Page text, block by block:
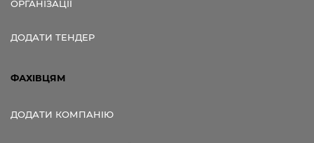
ОРГАНІЗАЦІЇ
ДОДАТИ ТЕНДЕР
ФАХІВЦЯМ
ДОДАТИ КОМПАНІЮ